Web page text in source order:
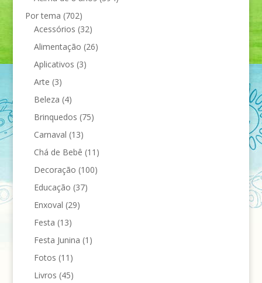
Por tema (702)
Acessórios (32)
Alimentação (26)
Aplicativos (3)
Arte (3)
Beleza (4)
Brinquedos (75)
Carnaval (13)
Chá de Bebê (11)
Decoração (100)
Educação (37)
Enxoval (29)
Festa (13)
Festa Junina (1)
Fotos (11)
Livros (45)